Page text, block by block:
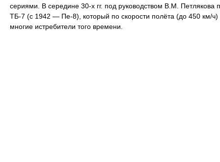
сериями. В середине 30-х гг. под руководством В.М. Петлякова
ТБ-7 (с 1942 — Пе-8), который по скорости полёта (до 450 км/ч)
многие истребители того времени.